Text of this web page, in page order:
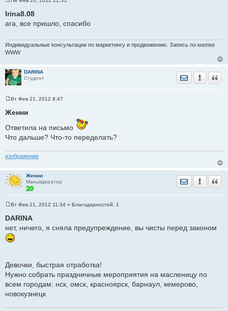
о
о
б
н
и
е
Irina8.08
ага, все пришло, спасибо
Индивидуальные консультации по маркетингу и продвижению. Запись по кнопке
WWW
DARINA
Студент
Отправить
о
о
щ
н
е
Вт Фев 21, 2012 8:47
Женни
Ответила на письмо
Что дальше? Что-то переделать?
изображение
Женни
Маньядератор
Отправить
о
о
б
щ
е
Вт Фев 21, 2012 11:34 » Благодарностей: 1
DARINA
нет, ничего, я сняла предупреждение, вы чисты перед законом
Девочки, быстрая отработка!
Нужно собрать праздничные мероприятия на масленицу по
всем городам: нск, омск, красноярск, барнаул, кемерово,
новокузнецк